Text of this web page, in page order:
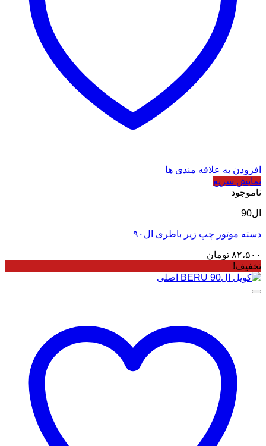
افزودن به علاقه مندی ها
نمایش سریع
ناموجود
ال90
دسته موتور چپ زیر باطری ال۹۰
۸۲،۵۰۰ تومان
تخفیف!